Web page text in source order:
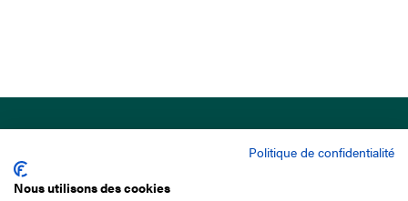
Politique de confidentialité
Nous utilisons des cookies